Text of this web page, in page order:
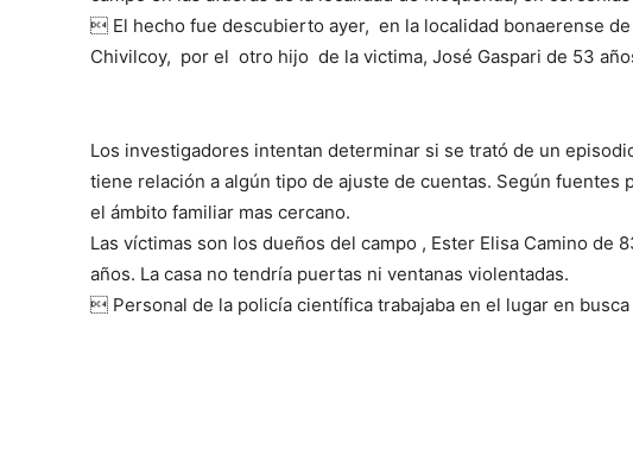
 El hecho fue descubierto ayer, en la localidad bonaerense
Chivilcoy, por el otro hijo de la victima, José Gaspari de 53
Los investigadores intentan determinar si se trató de un
tiene relación a algún tipo de ajuste de cuentas. Según fuentes
el ámbito familiar mas cercano.
Las víctimas son los dueños del campo , Ester Elisa Camino de
años. La casa no tendría puertas ni ventanas violentadas.
 Personal de la policía científica trabajaba en el lugar en